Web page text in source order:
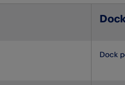
Dock